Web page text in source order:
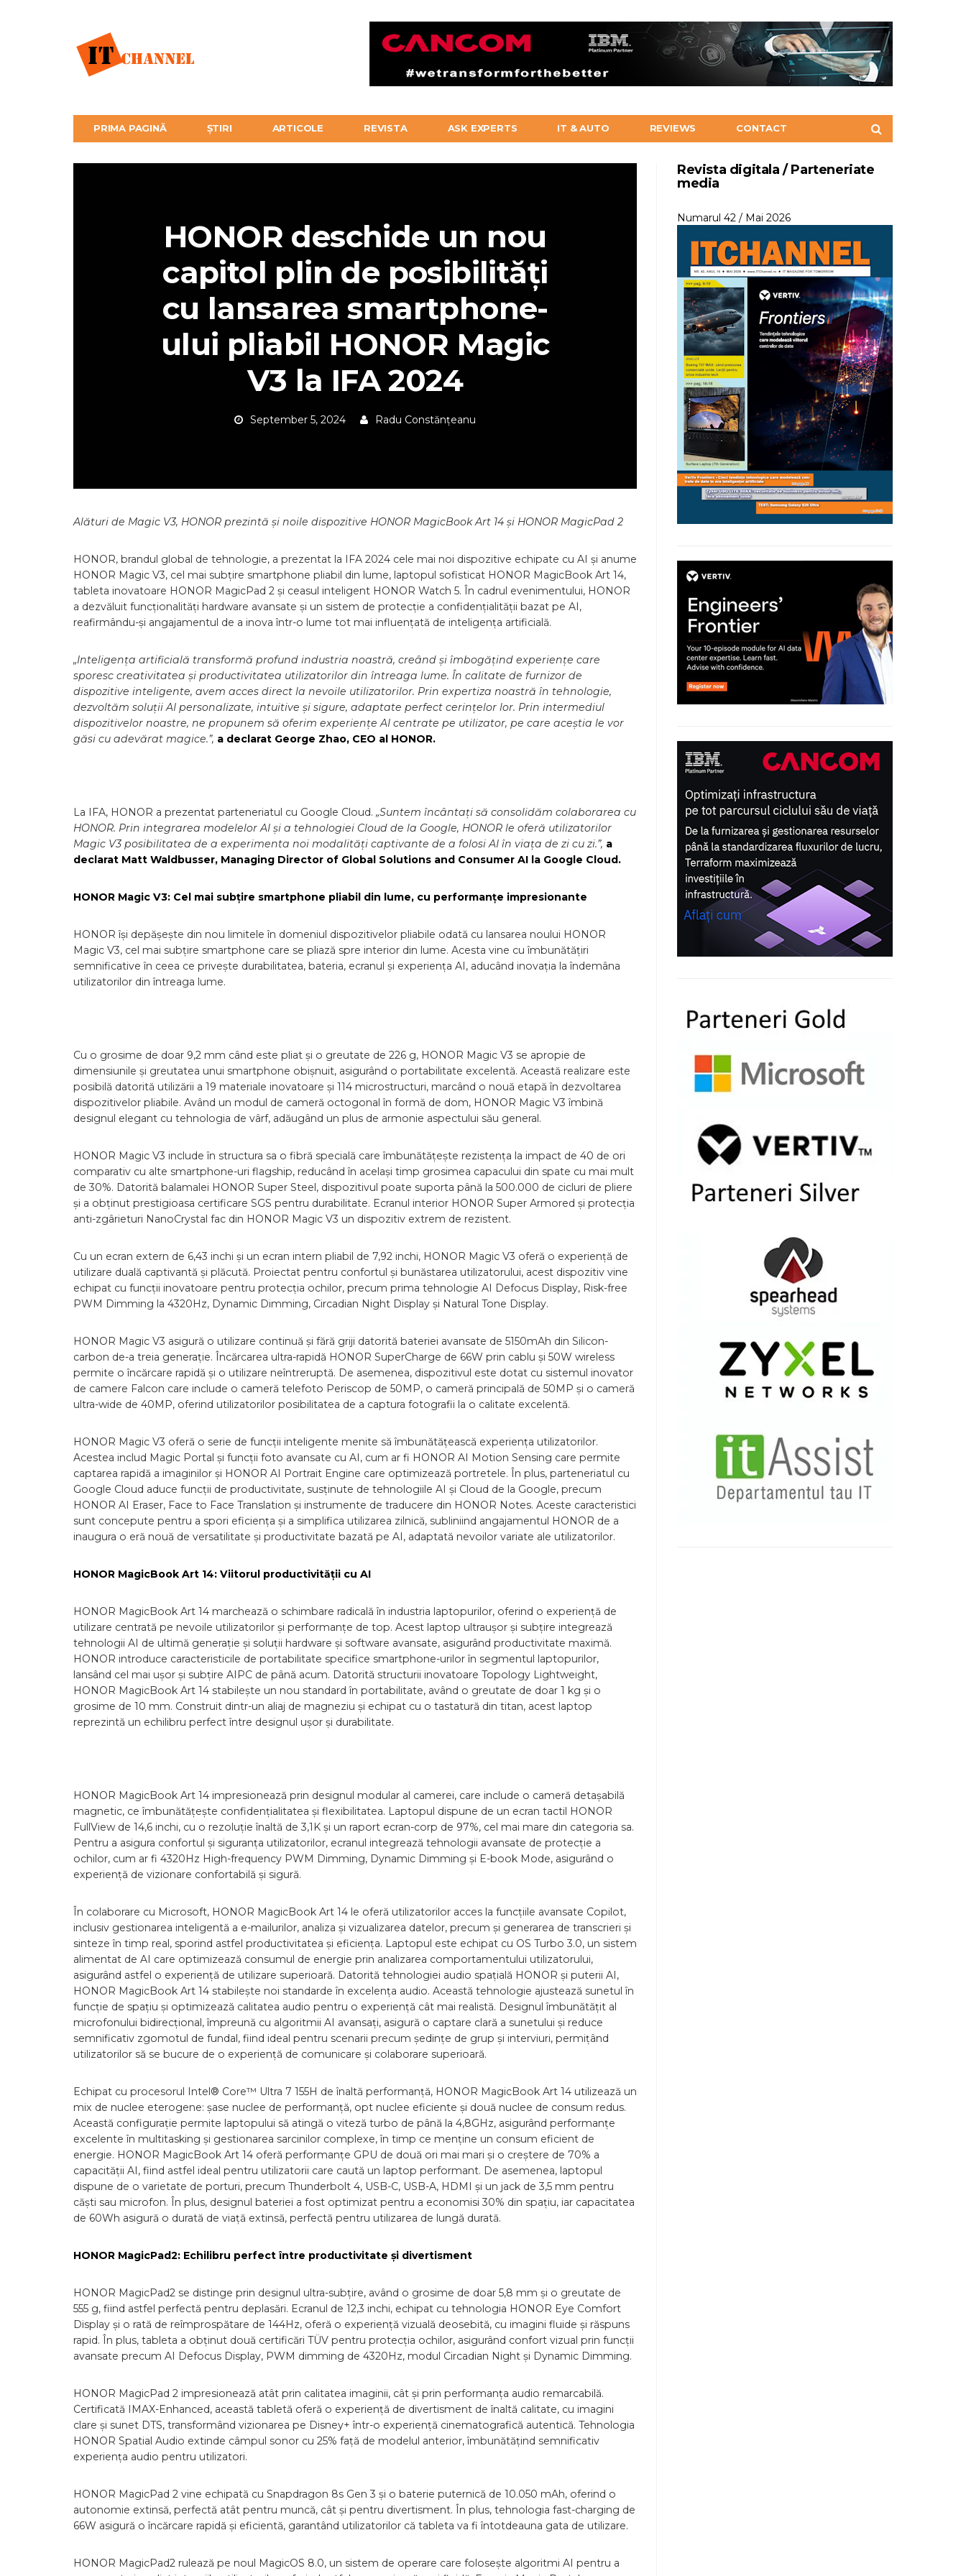
PRIMA PAGINĂ ȘTIRI ARTICOLE REVISTA ASK EXPERTS IT & AUTO REVIEWS CONTACT
HONOR deschide un nou
capitol plin de posibilități
cu lansarea smartphone-
ului pliabil HONOR Magic
V3 la IFA 2024
September 5, 2024 Radu Constănțeanu
Alături de Magic V3, HONOR prezintă și noile dispozitive HONOR MagicBook Art 14 și HONOR MagicPad 2
HONOR, brandul global de tehnologie, a prezentat la IFA 2024 cele mai noi dispozitive echipate cu AI și anume
HONOR Magic V3, cel mai subțire smartphone pliabil din lume, laptopul sofisticat HONOR MagicBook Art 14,
tableta inovatoare HONOR MagicPad 2 și ceasul inteligent HONOR Watch 5. În cadrul evenimentului, HONOR
a dezvăluit funcționalități hardware avansate și un sistem de protecție a confidențialității bazat pe AI,
reafirmându-și angajamentul de a inova într-o lume tot mai influențată de inteligența artificială.
„Inteligența artificială transformă profund industria noastră, creând și îmbogățind experiențe care
sporesc creativitatea și productivitatea utilizatorilor din întreaga lume. În calitate de furnizor de
dispozitive inteligente, avem acces direct la nevoile utilizatorilor. Prin expertiza noastră în tehnologie,
dezvoltăm soluții AI personalizate, intuitive și sigure, adaptate perfect cerințelor lor. Prin intermediul
dispozitivelor noastre, ne propunem să oferim experiențe AI centrate pe utilizator, pe care aceștia le vor
găsi cu adevărat magice.”, a declarat George Zhao, CEO al HONOR.
La IFA, HONOR a prezentat parteneriatul cu Google Cloud. „Suntem încântați să consolidăm colaborarea cu
HONOR. Prin integrarea modelelor AI și a tehnologiei Cloud de la Google, HONOR le oferă utilizatorilor
Magic V3 posibilitatea de a experimenta noi modalități captivante de a folosi AI în viața de zi cu zi.”, a
declarat Matt Waldbusser, Managing Director of Global Solutions and Consumer AI la Google Cloud.
HONOR Magic V3: Cel mai subțire smartphone pliabil din lume, cu performanțe impresionante
HONOR își depășește din nou limitele în domeniul dispozitivelor pliabile odată cu lansarea noului HONOR
Magic V3, cel mai subțire smartphone care se pliază spre interior din lume. Acesta vine cu îmbunătățiri
semnificative în ceea ce privește durabilitatea, bateria, ecranul și experiența AI, aducând inovația la îndemâna
utilizatorilor din întreaga lume.
Cu o grosime de doar 9,2 mm când este pliat și o greutate de 226 g, HONOR Magic V3 se apropie de
dimensiunile și greutatea unui smartphone obișnuit, asigurând o portabilitate excelentă. Această realizare este
posibilă datorită utilizării a 19 materiale inovatoare și 114 microstructuri, marcând o nouă etapă în dezvoltarea
dispozitivelor pliabile. Având un modul de cameră octogonal în formă de dom, HONOR Magic V3 îmbină
designul elegant cu tehnologia de vârf, adăugând un plus de armonie aspectului său general.
HONOR Magic V3 include în structura sa o fibră specială care îmbunătățește rezistența la impact de 40 de ori
comparativ cu alte smartphone-uri flagship, reducând în același timp grosimea capacului din spate cu mai mult
de 30%. Datorită balamalei HONOR Super Steel, dispozitivul poate suporta până la 500.000 de cicluri de pliere
și a obținut prestigioasa certificare SGS pentru durabilitate. Ecranul interior HONOR Super Armored și protecția
anti-zgârieturi NanoCrystal fac din HONOR Magic V3 un dispozitiv extrem de rezistent.
Cu un ecran extern de 6,43 inchi și un ecran intern pliabil de 7,92 inchi, HONOR Magic V3 oferă o experiență de
utilizare duală captivantă și plăcută. Proiectat pentru confortul și bunăstarea utilizatorului, acest dispozitiv vine
echipat cu funcții inovatoare pentru protecția ochilor, precum prima tehnologie AI Defocus Display, Risk-free
PWM Dimming la 4320Hz, Dynamic Dimming, Circadian Night Display și Natural Tone Display.
HONOR Magic V3 asigură o utilizare continuă și fără griji datorită bateriei avansate de 5150mAh din Silicon-
carbon de-a treia generație. Încărcarea ultra-rapidă HONOR SuperCharge de 66W prin cablu și 50W wireless
permite o încărcare rapidă și o utilizare neîntreruptă. De asemenea, dispozitivul este dotat cu sistemul inovator
de camere Falcon care include o cameră telefoto Periscop de 50MP, o cameră principală de 50MP și o cameră
ultra-wide de 40MP, oferind utilizatorilor posibilitatea de a captura fotografii la o calitate excelentă.
HONOR Magic V3 oferă o serie de funcții inteligente menite să îmbunătățească experiența utilizatorilor.
Acestea includ Magic Portal și funcții foto avansate cu AI, cum ar fi HONOR AI Motion Sensing care permite
captarea rapidă a imaginilor și HONOR AI Portrait Engine care optimizează portretele. În plus, parteneriatul cu
Google Cloud aduce funcții de productivitate, susținute de tehnologiile AI și Cloud de la Google, precum
HONOR AI Eraser, Face to Face Translation și instrumente de traducere din HONOR Notes. Aceste caracteristici
sunt concepute pentru a spori eficiența și a simplifica utilizarea zilnică, subliniind angajamentul HONOR de a
inaugura o eră nouă de versatilitate și productivitate bazată pe AI, adaptată nevoilor variate ale utilizatorilor.
HONOR MagicBook Art 14: Viitorul productivității cu AI
HONOR MagicBook Art 14 marchează o schimbare radicală în industria laptopurilor, oferind o experiență de
utilizare centrată pe nevoile utilizatorilor și performanțe de top. Acest laptop ultraușor și subțire integrează
tehnologii AI de ultimă generație și soluții hardware și software avansate, asigurând productivitate maximă.
HONOR introduce caracteristicile de portabilitate specifice smartphone-urilor în segmentul laptopurilor,
lansând cel mai ușor și subțire AIPC de până acum. Datorită structurii inovatoare Topology Lightweight,
HONOR MagicBook Art 14 stabilește un nou standard în portabilitate, având o greutate de doar 1 kg și o
grosime de 10 mm. Construit dintr-un aliaj de magneziu și echipat cu o tastatură din titan, acest laptop
reprezintă un echilibru perfect între designul ușor și durabilitate.
HONOR MagicBook Art 14 impresionează prin designul modular al camerei, care include o cameră detașabilă
magnetic, ce îmbunătățește confidențialitatea și flexibilitatea. Laptopul dispune de un ecran tactil HONOR
FullView de 14,6 inchi, cu o rezoluție înaltă de 3,1K și un raport ecran-corp de 97%, cel mai mare din categoria sa.
Pentru a asigura confortul și siguranța utilizatorilor, ecranul integrează tehnologii avansate de protecție a
ochilor, cum ar fi 4320Hz High-frequency PWM Dimming, Dynamic Dimming și E-book Mode, asigurând o
experiență de vizionare confortabilă și sigură.
În colaborare cu Microsoft, HONOR MagicBook Art 14 le oferă utilizatorilor acces la funcțiile avansate Copilot,
inclusiv gestionarea inteligentă a e-mailurilor, analiza și vizualizarea datelor, precum și generarea de transcrieri și
sinteze în timp real, sporind astfel productivitatea și eficiența. Laptopul este echipat cu OS Turbo 3.0, un sistem
alimentat de AI care optimizează consumul de energie prin analizarea comportamentului utilizatorului,
asigurând astfel o experiență de utilizare superioară. Datorită tehnologiei audio spațială HONOR și puterii AI,
HONOR MagicBook Art 14 stabilește noi standarde în excelența audio. Această tehnologie ajustează sunetul în
funcție de spațiu și optimizează calitatea audio pentru o experiență cât mai realistă. Designul îmbunătățit al
microfonului bidirecțional, împreună cu algoritmii AI avansați, asigură o captare clară a sunetului și reduce
semnificativ zgomotul de fundal, fiind ideal pentru scenarii precum ședințe de grup și interviuri, permițând
utilizatorilor să se bucure de o experiență de comunicare și colaborare superioară.
Echipat cu procesorul Intel® Core™ Ultra 7 155H de înaltă performanță, HONOR MagicBook Art 14 utilizează un
mix de nuclee eterogene: șase nuclee de performanță, opt nuclee eficiente și două nuclee de consum redus.
Această configurație permite laptopului să atingă o viteză turbo de până la 4,8GHz, asigurând performanțe
excelente în multitasking și gestionarea sarcinilor complexe, în timp ce menține un consum eficient de
energie. HONOR MagicBook Art 14 oferă performanțe GPU de două ori mai mari și o creștere de 70% a
capacității AI, fiind astfel ideal pentru utilizatorii care caută un laptop performant. De asemenea, laptopul
dispune de o varietate de porturi, precum Thunderbolt 4, USB-C, USB-A, HDMI și un jack de 3,5 mm pentru
căști sau microfon. În plus, designul bateriei a fost optimizat pentru a economisi 30% din spațiu, iar capacitatea
de 60Wh asigură o durată de viață extinsă, perfectă pentru utilizarea de lungă durată.
HONOR MagicPad2: Echilibru perfect între productivitate și divertisment
HONOR MagicPad2 se distinge prin designul ultra-subțire, având o grosime de doar 5,8 mm și o greutate de
555 g, fiind astfel perfectă pentru deplasări. Ecranul de 12,3 inchi, echipat cu tehnologia HONOR Eye Comfort
Display și o rată de reîmprospătare de 144Hz, oferă o experiență vizuală deosebită, cu imagini fluide și răspuns
rapid. În plus, tableta a obținut două certificări TÜV pentru protecția ochilor, asigurând confort vizual prin funcții
avansate precum AI Defocus Display, PWM dimming de 4320Hz, modul Circadian Night și Dynamic Dimming.
HONOR MagicPad 2 impresionează atât prin calitatea imaginii, cât și prin performanța audio remarcabilă.
Certificată IMAX-Enhanced, această tabletă oferă o experiență de divertisment de înaltă calitate, cu imagini
clare și sunet DTS, transformând vizionarea pe Disney+ într-o experiență cinematografică autentică. Tehnologia
HONOR Spatial Audio extinde câmpul sonor cu 25% față de modelul anterior, îmbunătățind semnificativ
experiența audio pentru utilizatori.
HONOR MagicPad 2 vine echipată cu Snapdragon 8s Gen 3 și o baterie puternică de 10.050 mAh, oferind o
autonomie extinsă, perfectă atât pentru muncă, cât și pentru divertisment. În plus, tehnologia fast-charging de
66W asigură o încărcare rapidă și eficientă, garantând utilizatorilor că tableta va fi întotdeauna gata de utilizare.
HONOR MagicPad2 rulează pe noul MagicOS 8.0, un sistem de operare care folosește algoritmi AI pentru a
Revista digitala / Parteneriate
media
Numarul 42 / Mai 2026